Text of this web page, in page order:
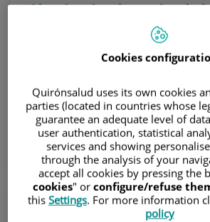
Alergia o intolerancia a la
¿A tu hijo no le sienta bien la leche?
alergia a la proteína de leche de vaca
Jesús González Pérez
BEBÉS (0 A 2 AÑOS)
NIÑOS PEQUEÑOS (3 A 5
NIÑOS MAYORES (6 A 10 AÑOS)
ALIMENTACIÓN
Cookies
Quirónsalud uses its own cookies
parties (located in countries whose
guarantee an adequate level of
user authentication, statistical
services and showing
through the analysis of your
accept all cookies by pressing the
cookies" or configure/refuse
this Settings. For more information
policy